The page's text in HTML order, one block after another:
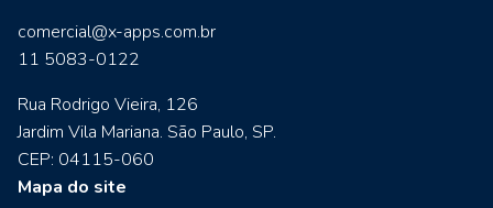
comercial@x-apps.com.br
11 5083-0122
Rua Rodrigo Vieira, 126
Jardim Vila Mariana. São Paulo, SP.
CEP: 04115-060
Mapa do site